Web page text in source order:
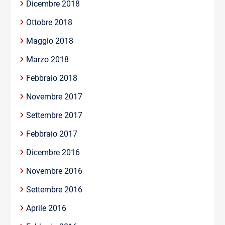
Dicembre 2018
Ottobre 2018
Maggio 2018
Marzo 2018
Febbraio 2018
Novembre 2017
Settembre 2017
Febbraio 2017
Dicembre 2016
Novembre 2016
Settembre 2016
Aprile 2016